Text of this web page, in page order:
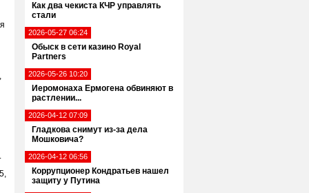
Как два чекиста КЧР управлять
стали
2026-05-27 06:24
Обыск в сети казино Royal
Partners
2026-05-26 10:20
Иеромонаха Ермогена обвиняют в
растлении...
2026-04-12 07:09
Гладкова снимут из-за дела
Мошковича?
2026-04-12 06:56
Коррупционер Кондратьев нашел
защиту у Путина